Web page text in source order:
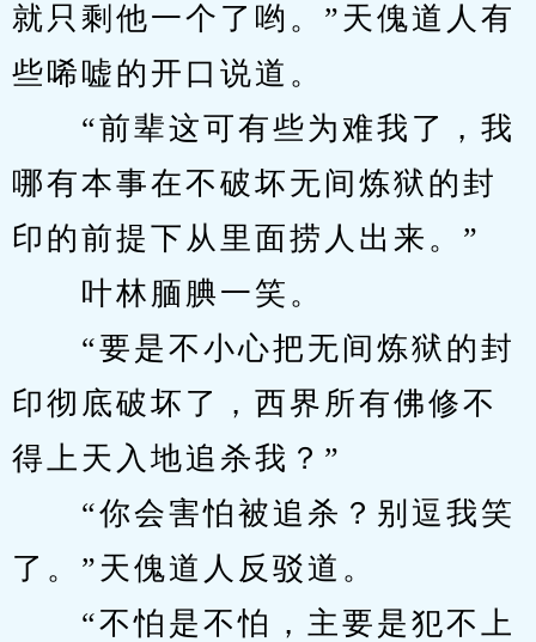
就只剩他一个了哟。”天傀道人有
些唏嘘的开口说道。
“前辈这可有些为难我了，我
哪有本事在不破坏无间炼狱的封
印的前提下从里面捞人出来。”
叶林腼腆一笑。
“要是不小心把无间炼狱的封
印彻底破坏了，西界所有佛修不
得上天入地追杀我？”
“你会害怕被追杀？别逗我笑
了。”天傀道人反驳道。
“不怕是不怕，主要是犯不上